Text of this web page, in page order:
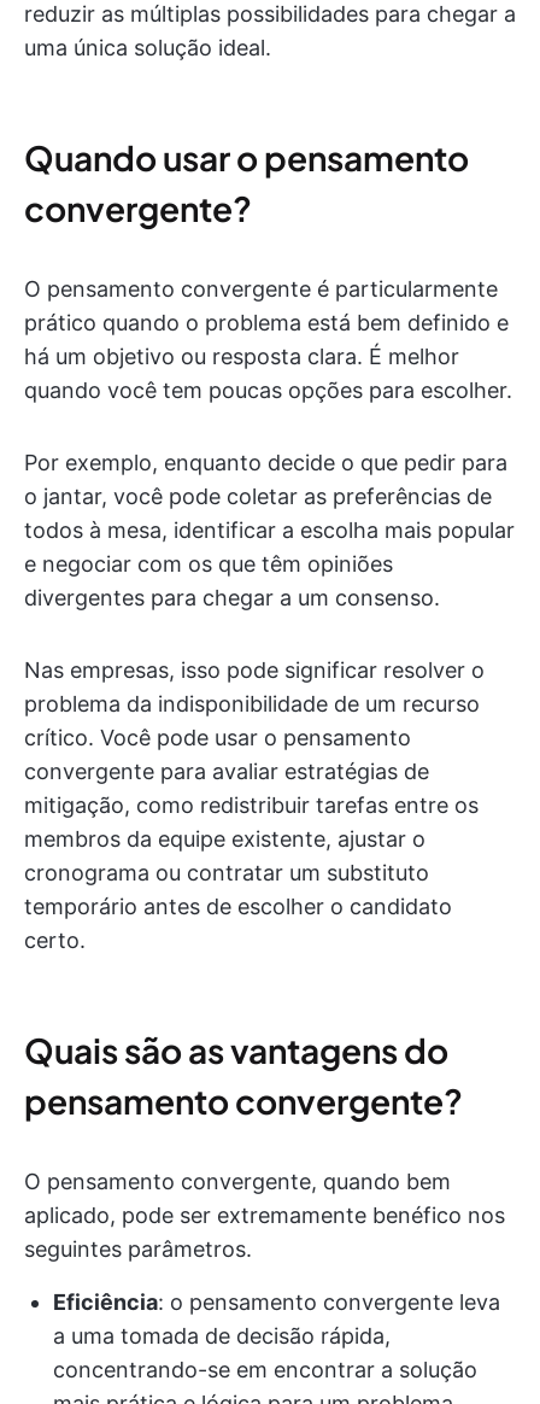
reduzir as múltiplas possibilidades para chegar a
uma única solução ideal.
Quando usar o pensamento
convergente?
O pensamento convergente é particularmente
prático quando o problema está bem definido e
há um objetivo ou resposta clara. É melhor
quando você tem poucas opções para escolher.
Por exemplo, enquanto decide o que pedir para
o jantar, você pode coletar as preferências de
todos à mesa, identificar a escolha mais popular
e negociar com os que têm opiniões
divergentes para chegar a um consenso.
Nas empresas, isso pode significar resolver o
problema da indisponibilidade de um recurso
crítico. Você pode usar o pensamento
convergente para avaliar estratégias de
mitigação, como redistribuir tarefas entre os
membros da equipe existente, ajustar o
cronograma ou contratar um substituto
temporário antes de escolher o candidato
certo.
Quais são as vantagens do
pensamento convergente?
O pensamento convergente, quando bem
aplicado, pode ser extremamente benéfico nos
seguintes parâmetros.
Eficiência: o pensamento convergente leva
a uma tomada de decisão rápida,
concentrando-se em encontrar a solução